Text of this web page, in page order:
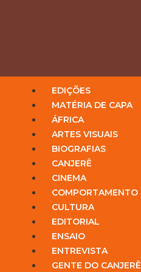
EDIÇÕES
MATÉRIA DE CAPA
ÁFRICA
ARTES VISUAIS
BIOGRAFIAS
CANJERÊ
CINEMA
COMPORTAMENTO
CULTURA
EDITORIAL
ENSAIO
ENTREVISTA
GENTE DO CANJERÊ